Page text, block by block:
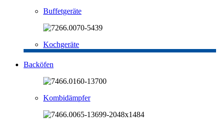
Buffetgeräte
Kochgeräte
Backöfen
Kombidämpfer